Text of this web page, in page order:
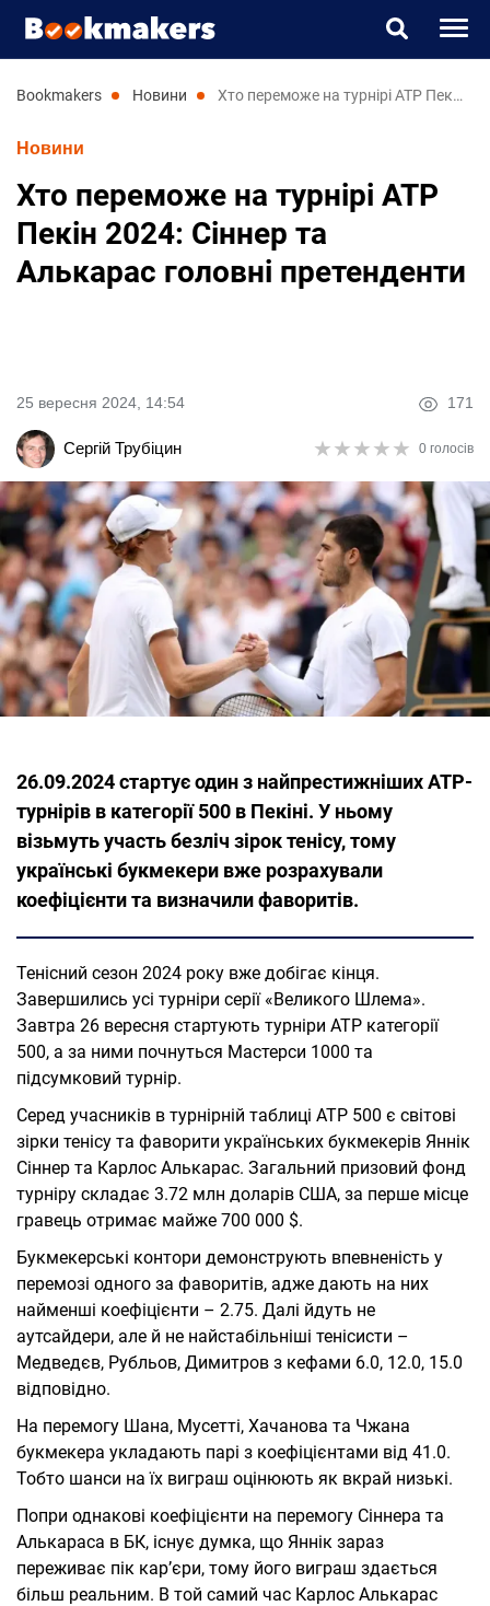
Букмекери
Казино
Новини
bookmakers новини Хто переможе на турнірі ATP Пекін 2024: Сіннер та Алькарас головні претенденти
Новини
Хто переможе на турнірі ATP
Пекін 2024: Сіннер та
Алькарас головні претенденти
25 вересня 2024, 14:54 171
Сергій Трубіцин ★★★★★
★★★★★ 0 голосів
26.09.2024 стартує один з найпрестижніших ATP-
турнірів в категорії 500 в Пекіні. У ньому
візьмуть участь безліч зірок тенісу, тому
українські букмекери вже розрахували
коефіцієнти та визначили фаворитів.
Тенісний сезон 2024 року вже добігає кінця.
Завершились усі турніри серії «Великого Шлема».
Завтра 26 вересня стартують турніри ATP категорії
500, а за ними почнуться Мастерси 1000 та
підсумковий турнір.
Серед учасників в турнірній таблиці ATP 500 є світові
зірки тенісу та фаворити українських букмекерів Яннік
Сіннер та Карлос Алькарас. Загальний призовий фонд
турніру складає 3.72 млн доларів США, за перше місце
гравець отримає майже 700 000 $.
Букмекерські контори демонструють впевненість у
перемозі одного за фаворитів, адже дають на них
найменші коефіцієнти – 2.75. Далі йдуть не
аутсайдери, але й не найстабільніші тенісисти –
Медведєв, Рубльов, Димитров з кефами 6.0, 12.0, 15.0
відповідно.
На перемогу Шана, Мусетті, Хачанова та Чжана
букмекера укладають парі з коефіцієнтами від 41.0.
Тобто шанси на їх виграш оцінюють як вкрай низькі.
Попри однакові коефіцієнти на перемогу Сіннера та
Алькараса в БК, існує думка, що Яннік зараз
переживає пік кар’єри, тому його виграш здається
більш реальним. В той самий час Карлос Алькарас